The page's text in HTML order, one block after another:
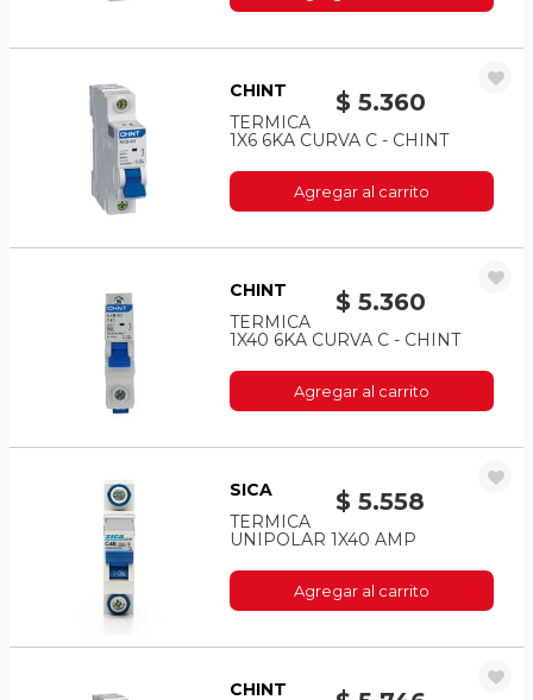
$ 5.360
CHINT
TERMICA
1X6 6KA CURVA C - CHINT
Agregar al carrito
$ 5.360
CHINT
TERMICA
1X40 6KA CURVA C - CHINT
Agregar al carrito
$ 5.558
SICA
TERMICA
UNIPOLAR 1X40 AMP
Agregar al carrito
CHINT